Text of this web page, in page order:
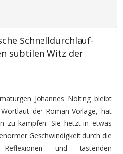
Schnelldurchlauf-
subtilen Witz der
Johannes Nölting bleibt
der Roman-Vorlage, hat
zu kämpfen. Sie hetzt in etwas
Geschwindigkeit durch die
und tastenden